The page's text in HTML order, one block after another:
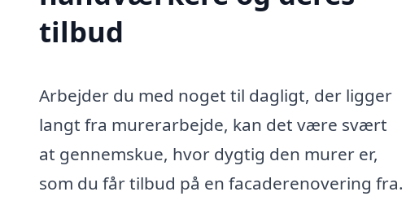
tilbud
Arbejder du med noget til dagligt, der ligger
langt fra murerarbejde, kan det være svært
at gennemskue, hvor dygtig den murer er,
som du får tilbud på en facaderenovering fra.